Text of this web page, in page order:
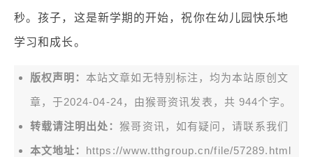
秒。孩子，这是新学期的开始，祝你在幼儿园快乐地
学习和成长。
版权声明： 本站文章如无特别标注，均为本站原创文
章，于2024-04-24，由猴哥资讯 发表，共 944个字。
转载请注明出处：猴哥资讯，如有疑问，请联系我们
本文地址： https://www.tthgroup.cn/file/57289.html